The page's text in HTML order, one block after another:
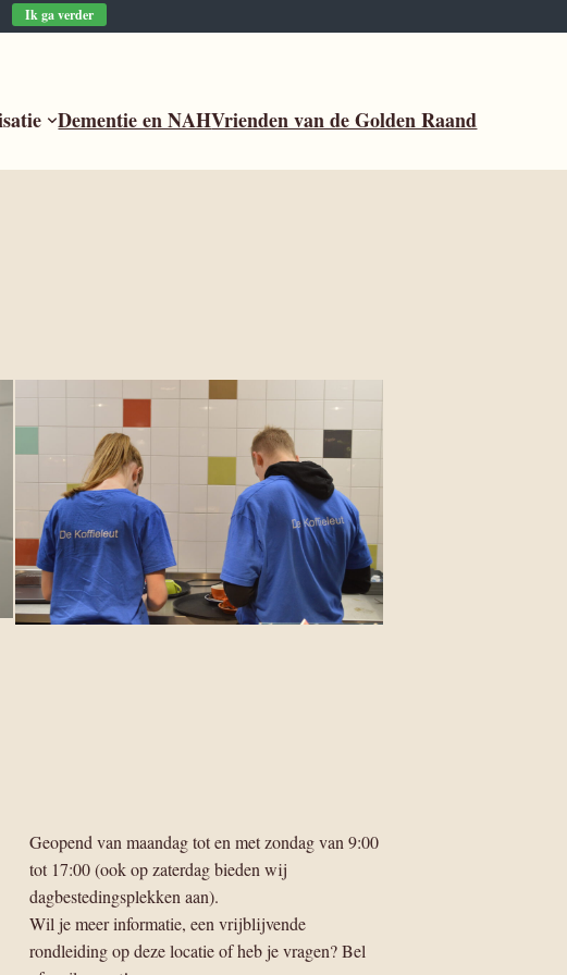
Dementie en NAHVrienden van de Golden Raand
Geopend van maandag tot en met zondag van 9:00
tot 17:00 (ook op zaterdag bieden wij
dagbestedingsplekken aan).
Wil je meer informatie, een vrijblijvende
rondleiding op deze locatie of heb je vragen? Bel
Ik ga verder